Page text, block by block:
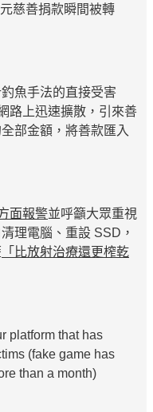
慈善捐款瞬間被轉
魚手法的直接受害
路上迅速擴散，引來善
部金額，將善款匯入
面報警並呼籲大眾重視
理電腦、重設 SSD，
「比放射治療還更榨乾
platform that has
(fake game has
than a month)